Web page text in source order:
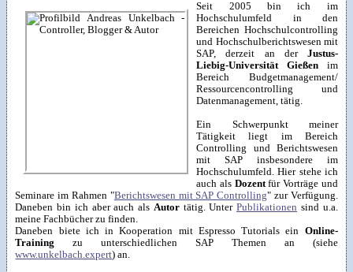
Seit 2005 bin ich im
Hochschulumfeld in den
Bereichen Hochschulcontrolling
und Hochschulberichtswesen mit
SAP, derzeit an der Justus-
Liebig-Universität Gießen im
Bereich Budgetmanagement/
Ressourcencontrolling und
Datenmanagement, tätig.
Ein Schwerpunkt meiner
Tätigkeit liegt im Bereich
Controlling und Berichtswesen
mit SAP insbesondere im
Hochschulumfeld. Hier stehe ich
auch als Dozentfür Vorträge und
Seminare im Rahmen "Berichtswesen mit SAP Controlling" zur Verfügung.
Daneben bin ich aber auch als Autortätig. UnterPublikationen sind u.a.
meine Fachbücher zu finden.
Daneben biete ich in Kooperation mit Espresso Tutorials ein Online-
Training
zu unterschiedlichen SAP Themen an (siehe
www.unkelbach.expert) an.